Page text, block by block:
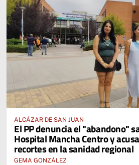
ALCÁZAR DE SAN JUAN
El PP denuncia el "abandono"
Hospital Mancha Centro y
recortes en la sanidad regional
GEMA GONZÁLEZ